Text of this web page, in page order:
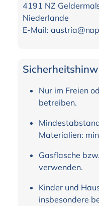
4191 NZ
Niederlande
E-Mail:
Nur im Freien
betreiben.
Materialien:
Gasflasche
verwenden.
Kinder und
insbesondere